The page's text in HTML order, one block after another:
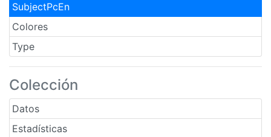
SubjectPcEn
Colores
Type
Colección
Datos
Estadísticas